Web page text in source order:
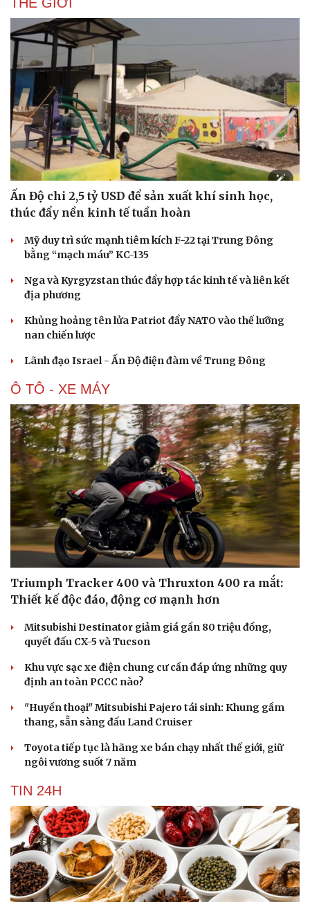
Du lịch
Tư vấn
Săn Tour
Podcast
Câu chuyện thời sự
Đọc truyện đêm khuya
Cửa sổ tình yêu
Hạt giống tâm hồn
Ấn Độ chi 2,5 tỷ USD để sản xuất khí sinh học,
thúc đẩy nền kinh tế tuần hoàn
Mỹ duy trì sức mạnh tiêm kích F-22 tại Trung Đông
bằng “mạch máu” KC-135
Nga và Kyrgyzstan thúc đẩy hợp tác kinh tế và liên kết
địa phương
Khủng hoảng tên lửa Patriot đẩy NATO vào thế lưỡng
nan chiến lược
Lãnh đạo Israel - Ấn Độ điện đàm về Trung Đông
Ô TÔ - XE MÁY
Triumph Tracker 400 và Thruxton 400 ra mắt:
Thiết kế độc đáo, động cơ mạnh hơn
Mitsubishi Destinator giảm giá gần 80 triệu đồng,
quyết đấu CX-5 và Tucson
Khu vực sạc xe điện chung cư cần đáp ứng những quy
định an toàn PCCC nào?
"Huyền thoại" Mitsubishi Pajero tái sinh: Khung gầm
thang, sẵn sàng đấu Land Cruiser
Toyota tiếp tục là hãng xe bán chạy nhất thế giới, giữ
ngôi vương suốt 7 năm
TIN 24H